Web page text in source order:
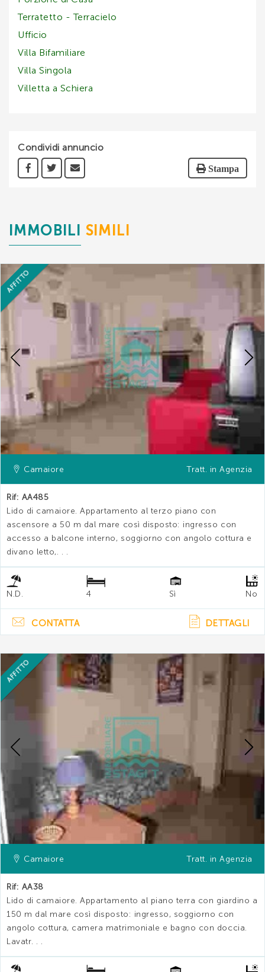
Terratetto - Terracielo
Ufficio
Villa Bifamiliare
Villa Singola
Villetta a Schiera
Condividi annuncio
Stampa
IMMOBILI SIMILI
AFFITTO
Previous
Camaiore Tratt. in Agenzia
Rif: AA485
Lido di camaiore. Appartamento al terzo piano con
ascensore a 50 m dal mare così disposto: ingresso con
accesso a balcone interno, soggiorno con angolo cottura e
divano letto,. . .
N.D. 4 Sì No
CONTATTA DETTAGLI
AFFITTO
Previous
Camaiore Tratt. in Agenzia
Rif: AA38
Lido di camaiore. Appartamento al piano terra con giardino a
150 m dal mare così disposto: ingresso, soggiorno con
angolo cottura, camera matrimoniale e bagno con doccia.
Lavatr. . .